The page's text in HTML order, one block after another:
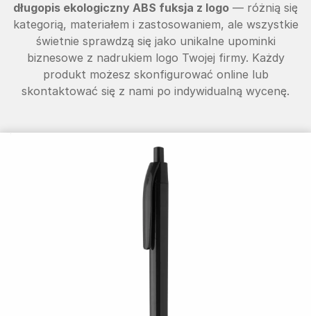
długopis ekologiczny ABS fuksja z logo — różnią się
kategorią, materiałem i zastosowaniem, ale wszystkie
świetnie sprawdzą się jako unikalne upominki
biznesowe z nadrukiem logo Twojej firmy. Każdy
produkt możesz skonfigurować online lub
skontaktować się z nami po indywidualną wycenę.